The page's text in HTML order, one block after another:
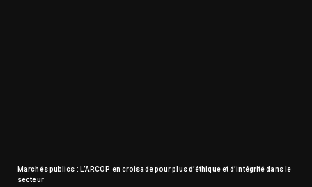
Marchés publics : L’ARCOP en croisade pour plus d’éthique et d’intégrité dans le
secteur